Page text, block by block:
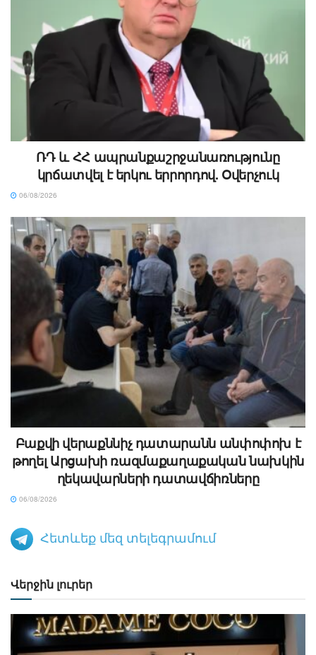
ՌԴ և ՀՀ ապրանքաշրջանառությունը
կրճատվել է երկու երրորդով. Օվերչուկ
06/08/2026
Բաքվի վերաքննիչ դատարանն անփոփոխ է
թողել Արցախի ռազմաքաղաքական նախկին
ղեկավարների դատավճիռները
06/08/2026
Հետևեք մեզ տելեգրամում
Վերջին լուրեր